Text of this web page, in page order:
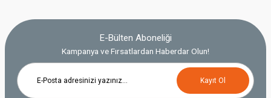
E-Bülten Aboneliği
Kampanya ve Fırsatlardan Haberdar Olun!
Kayıt Ol